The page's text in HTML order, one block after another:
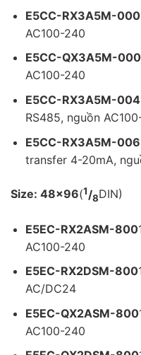
E5CC-RX3A5M-000
AC100-240
E5CC-QX3A5M-000
AC100-240
E5CC-RX3A5M-004
RS485, nguồn
E5CC-RX3A5M-006
transfer 4-20mA,
Size: 48×96(1/8DIN)
E5EC-RX2ASM-800
AC100-240
E5EC-RX2DSM-800
AC/DC24
E5EC-QX2ASM-800
AC100-240